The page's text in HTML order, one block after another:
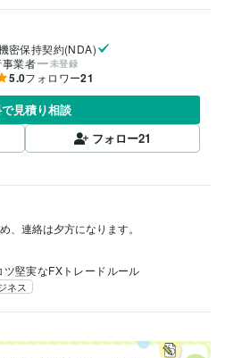
密保持契約(NDA)
業者
未登録
5.0フォロワー21
見積り相談
フォロー21
、連絡は夕方になります。
ツ堅実なFXトレードルール
ネス